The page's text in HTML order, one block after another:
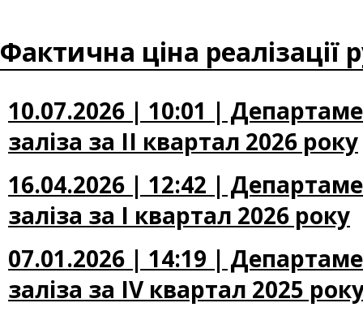
Фактична ціна реалізації
10.07.2026 | 10:01 |
заліза за II квартал 2026 року
16.04.2026 | 12:42 |
заліза за I квартал 2026 року
07.01.2026 | 14:19 |
заліза за IV квартал 2025